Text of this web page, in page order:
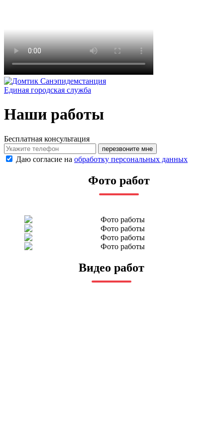
Санэпидемстанция
Единая городская служба
Наши работы
Бесплатная консультация
перезвоните мне
Даю согласие на обработку персональных данных
Фото работ
Видео работ